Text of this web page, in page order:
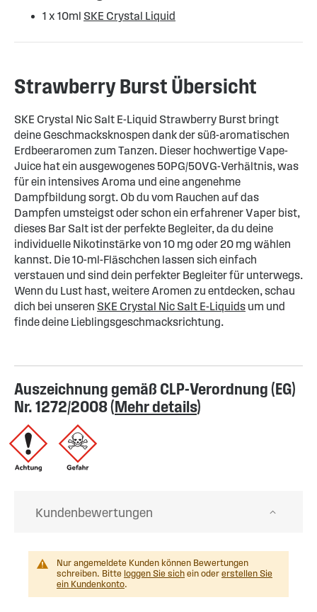
1 x 10ml SKE Crystal Liquid
Strawberry Burst Übersicht
SKE Crystal Nic Salt E-Liquid Strawberry Burst bringt
deine Geschmacksknospen dank der süß-aromatischen
Erdbeeraromen zum Tanzen. Dieser hochwertige Vape-
Juice hat ein ausgewogenes 50PG/50VG-Verhältnis, was
für ein intensives Aroma und eine angenehme
Dampfbildung sorgt. Ob du vom Rauchen auf das
Dampfen umsteigst oder schon ein erfahrener Vaper bist,
dieses Bar Salt ist der perfekte Begleiter, da du deine
individuelle Nikotinstärke von 10 mg oder 20 mg wählen
kannst. Die 10-ml-Fläschchen lassen sich einfach
verstauen und sind dein perfekter Begleiter für unterwegs.
Wenn du Lust hast, weitere Aromen zu entdecken, schau
dich bei unseren SKE Crystal Nic Salt E-Liquids um und
finde deine Lieblingsgeschmacksrichtung.
Auszeichnung gemäß CLP-Verordnung (EG)
Nr. 1272/2008 (Mehr details)
Kundenbewertungen
Nur angemeldete Kunden können Bewertungen
schreiben. Bitte loggen Sie sich ein oder erstellen Sie
ein Kundenkonto.